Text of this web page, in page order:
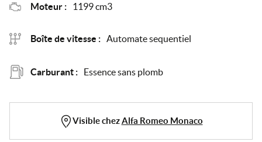
Moteur : 1199 cm3
Boîte de vitesse : Automate sequentiel
Carburant : Essence sans plomb
Visible chezAlfa Romeo Monaco